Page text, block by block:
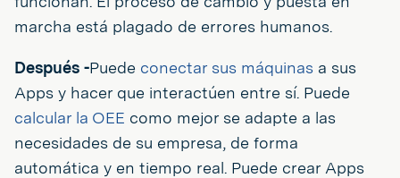
marcha está plagado de errores humanos.
Después -Puede conectar sus máquinas a sus
Apps y hacer que interactúen entre sí. Puede
calcular la OEE como mejor se adapte a las
necesidades de su empresa, de forma
automática y en tiempo real. Puede crear Apps